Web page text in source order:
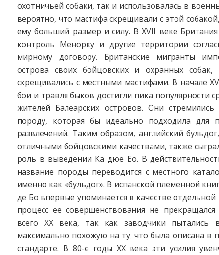
охотничьей собаки, так и использовалась в
вероятно, что мастифа скрещивали с этой
ему больший размер и силу. В XVII веке
контроль Менорку и другие территории
мирному договору. Британские мигранты
острова своих бойцовских и охранных собак,
скрещивались с местными мастифами. В начале
бои и травля быков достигли пика популярности
жителей Балеарских островов. Они
породу, которая бы идеально подходила для
развлечений. Таким образом, английский
отличными бойцовскими качествами, также
роль в выведении Ка дюе Бо. В
название породы переводится с местного
именно как «бульдог». В испанской племенной
де Бо впервые упоминается в качестве
процесс ее совершенствования не
всего ХХ века, так как заводчики пытались
максимально похожую на ту, что была описана в
стандарте. В 80-е годы ХХ века эти усилия